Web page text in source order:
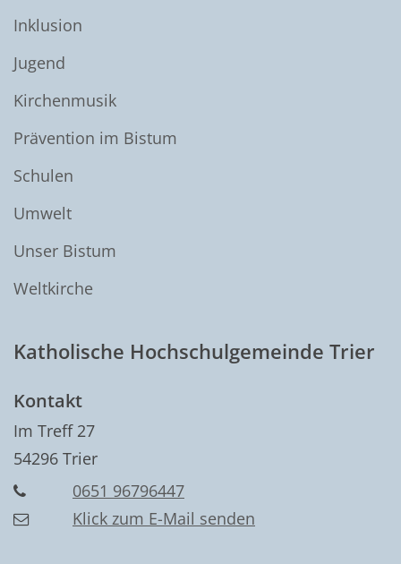
Inklusion
Jugend
Kirchenmusik
Prävention im Bistum
Schulen
Umwelt
Unser Bistum
Weltkirche
Katholische Hochschulgemeinde Trier
Kontakt
Im Treff 27
54296 Trier
0651 96796447
Klick zum E-Mail senden